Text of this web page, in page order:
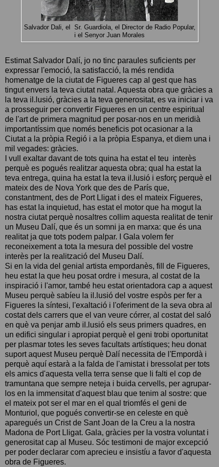
Salvador Dali, el Sr. Guardiola, el Director de Radio Popular,
i el Senyor Juan Morales
Estimat Salvador Dalí, jo no tinc paraules suficients per
expressar l'emoció, la satisfacció, la més rendida
homenatge de la ciutat de Figueres cap al gest que has
tingut envers la teva ciutat natal. Aquesta obra que gràcies a
la teva il.lusió, gràcies a la teva generositat, es va iniciar i va
a prosseguir per convertir Figueres en un centre espiritual
de l'art de primera magnitud per posar-nos en un meridià
importantíssim que només beneficis pot ocasionar a la
Ciutat a la pròpia Regió i a la pròpia Espanya, et diem una i
mil vegades: gràcies.
I vull exaltar davant de tots quina ha estat el teu interès
perquè es pogués realitzar aquesta obra; qual ha estat la
teva entrega, quina ha estat la teva il.lusió i esforç perquè el
mateix des de Nova York que des de París que,
constantment, des de Port Lligat i des el mateix Figueres,
has estat la inquietud, has estat el motor que ha mogut la
nostra ciutat perquè nosaltres collim aquesta realitat de tenir
un Museu Dalí, que és un somni ja en marxa: que és una
realitat ja que tots podem palpar. I Gala volem fer
reconeixement a tota la mesura del possible del vostre
interès per la realització del Museu Dalí.
Si en la vida del genial artista empordanès, fill de Figueres,
heu estat la que heu posat ordre i mesura, al costat de la
inspiració i l'amor, també heu estat orientadora cap a aquest
Museu perquè sabíeu la il.lusió del vostre espòs per fer a
Figueres la síntesi, l'exaltació i l'oferiment de la seva obra al
costat dels carrers que el van veure córrer, al costat del saló
en què va penjar amb il.lusió els seus primers quadres, en
un edifici singular i apropiat perquè el geni trobi oportunitat
per plasmar totes les seves facultats artístiques; heu donat
suport aquest Museu perquè Dalí necessita de l'Empordà i
perquè aquí estarà a la falda de l'amistat i bressolat per tots
els amics d'aquesta vella terra sense que li falti el cop de
tramuntana que sempre neteja i buida cervells, per agrupar-
los en la immensitat d'aquest blau que tenim al sostre: que
el mateix pot ser el mar en el qual triomfés el geni de
Monturiol, que pogués convertir-se en celeste en què
aparegués un Crist de Sant Joan de la Creu a la nostra
Madona de Port Lligat. Gala, gràcies per la vostra voluntat i
generositat cap al Museu. Sóc testimoni de major excepció
per poder declarar com aprecieu e insistíu a favor d'aquesta
obra de Figueres.